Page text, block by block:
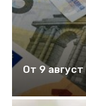
От 9